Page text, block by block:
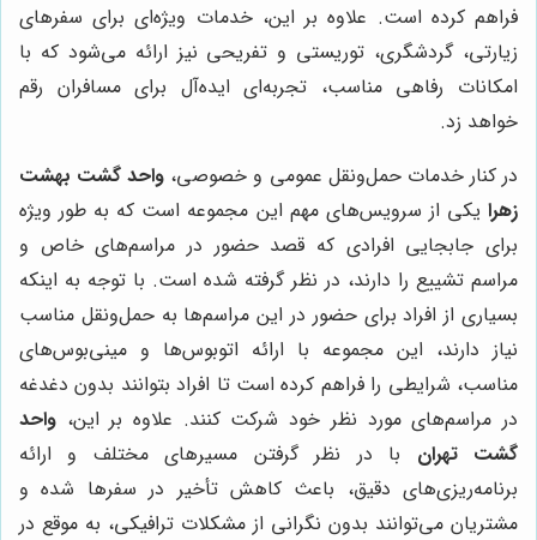
فراهم کرده است. علاوه بر این، خدمات ویژه‌ای برای سفرهای
زیارتی، گردشگری، توریستی و تفریحی نیز ارائه می‌شود که با
امکانات رفاهی مناسب، تجربه‌ای ایده‌آل برای مسافران رقم
خواهد زد.
در کنار خدمات حمل‌ونقل عمومی و خصوصی، واحد گشت بهشت
زهرا یکی از سرویس‌های مهم این مجموعه است که به طور ویژه
برای جابجایی افرادی که قصد حضور در مراسم‌های خاص و
مراسم تشییع را دارند، در نظر گرفته شده است. با توجه به اینکه
بسیاری از افراد برای حضور در این مراسم‌ها به حمل‌ونقل مناسب
نیاز دارند، این مجموعه با ارائه اتوبوس‌ها و مینی‌بوس‌های
مناسب، شرایطی را فراهم کرده است تا افراد بتوانند بدون دغدغه
در مراسم‌های مورد نظر خود شرکت کنند. علاوه بر این، واحد
گشت تهران با در نظر گرفتن مسیرهای مختلف و ارائه
برنامه‌ریزی‌های دقیق، باعث کاهش تأخیر در سفرها شده و
مشتریان می‌توانند بدون نگرانی از مشکلات ترافیکی، به موقع در